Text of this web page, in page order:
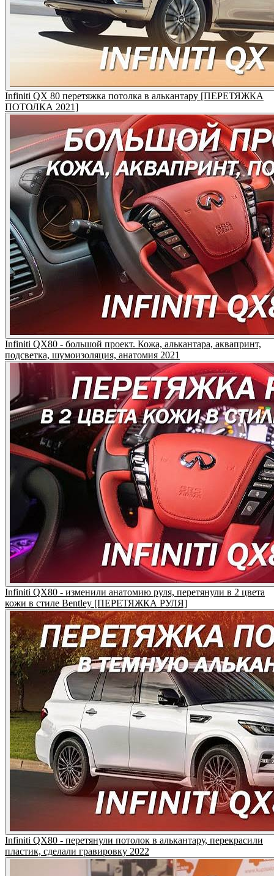
Infiniti QX 80 перетяжка потолка в алькантару [ПЕРЕТЯЖКА
ПОТОЛКА 2021]
Infiniti QX80 - большой проект. Кожа, алькантара, аквапринт,
подсветка, шумоизоляция, анатомия 2021
Infiniti QX80 - изменили анатомию руля, перетянули в 2 цвета
кожи в стиле Bentley [ПЕРЕТЯЖКА РУЛЯ]
Infiniti QX80 - перетянули потолок в алькантару, перекрасили
пластик, сделали гравировку 2022